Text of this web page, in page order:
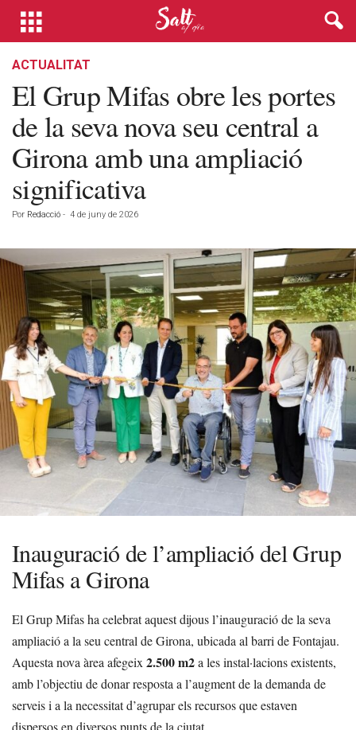
ACTUALITAT
El Grup Mifas obre les portes
de la seva nova seu central a
Girona amb una ampliació
significativa
Por Redacció - 4 de juny de 2026
Inauguració de l’ampliació del Grup
Mifas a Girona
El Grup Mifas ha celebrat aquest dijous l’inauguració de la seva
ampliació a la seu central de Girona, ubicada al barri de Fontajau.
Aquesta nova àrea afegeix 2.500 m2a les instal·lacions existents,
amb l’objectiu de donar resposta a l’augment de la demanda de
serveis i a la necessitat d’agrupar els recursos que estaven
dispersos en diversos punts de la ciutat.